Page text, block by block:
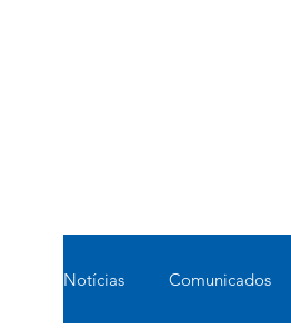
Notícias Comunicados